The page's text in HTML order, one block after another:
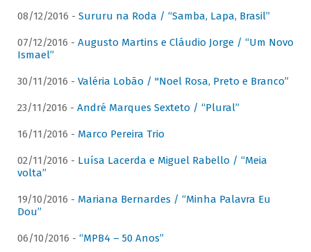
08/12/2016 - Sururu na Roda / “Samba, Lapa, Brasil”
07/12/2016 - Augusto Martins e Cláudio Jorge / “Um Novo
Ismael”
30/11/2016 - Valéria Lobão / "Noel Rosa, Preto e Branco”
23/11/2016 - André Marques Sexteto / “Plural”
16/11/2016 - Marco Pereira Trio
02/11/2016 - Luísa Lacerda e Miguel Rabello / “Meia
volta”
19/10/2016 - Mariana Bernardes / “Minha Palavra Eu
Dou”
06/10/2016 - “MPB4 – 50 Anos”